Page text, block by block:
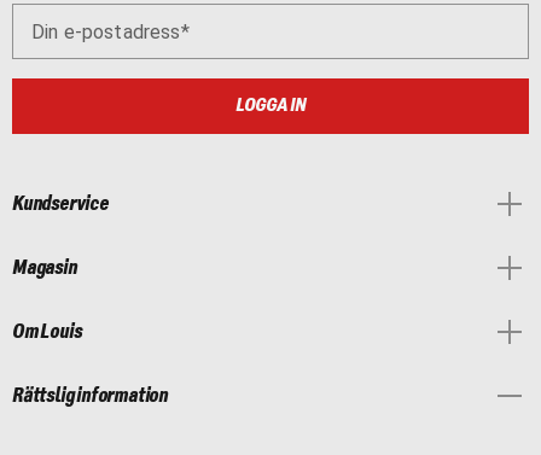
Din e-postadress
LOGGA IN
Kundservice
Magasin
Om Louis
Rättslig information